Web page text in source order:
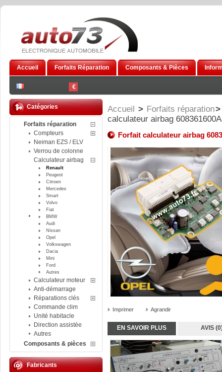
€
Accueil Forfaits Réparation Composants & Pièces
Catégories
Forfaits réparation
Compteurs
Neiman EZS / ELV
Verrou de colonne
Calculateur airbag
Renault
Peugeot
Citroen
Mercedes
Smart
Volvo
Fiat
BMW
Audi
Nissan
Opel
Volkswagen
Dacia
Mini
Ford
Autres
Calculateur moteur
Anti-démarrage
Réparations clés
Commande clim
Unité habitacle
Direction assistée
Autres
Composants & pièces
Fabricants
Accueil > Forfaits réparation>
calculateur airbag 608361600A
Forfait calculateur airbag
Imprimer Agrandir
EN SAVOIR PLUS AVIS